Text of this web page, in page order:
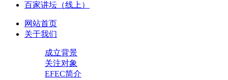
百家讲坛（线上）
网站首页
关于我们
成立背景
关注对象
EFEC简介